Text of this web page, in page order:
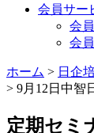
会員サー
会
会
ホーム > 日企
> 9月12日中智
定期セミ